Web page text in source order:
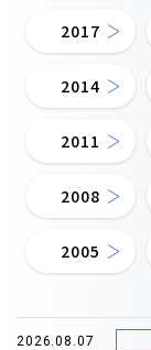
2017
2014
2011
2008
2005
2026.08.07